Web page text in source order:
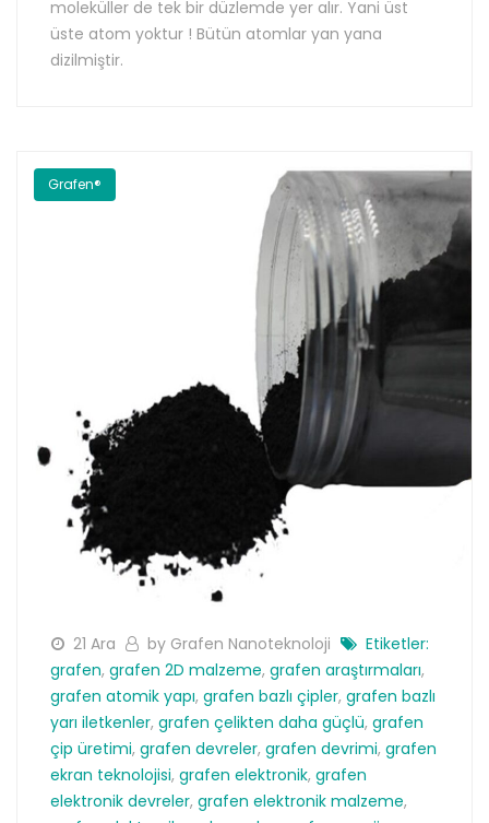
moleküller de tek bir düzlemde yer alır. Yani üst
üste atom yoktur ! Bütün atomlar yan yana
dizilmiştir.
Grafen®
21 Ara by Grafen Nanoteknoloji
Etiketler:
grafen, grafen 2D malzeme, grafen araştırmaları,
grafen atomik yapı, grafen bazlı çipler, grafen bazlı
yarı iletkenler, grafen çelikten daha güçlü, grafen
çip üretimi, grafen devreler, grafen devrimi, grafen
ekran teknolojisi, grafen elektronik, grafen
elektronik devreler, grafen elektronik malzeme,